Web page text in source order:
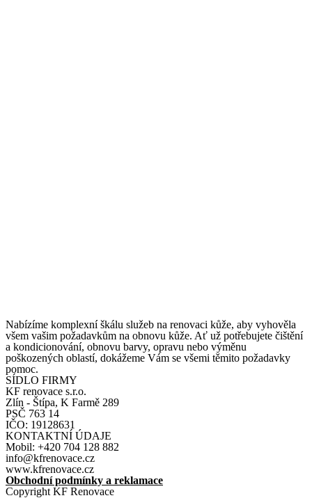
Nabízíme komplexní škálu služeb na renovaci kůže, aby vyhověla
všem vašim požadavkům na obnovu kůže. Ať už potřebujete čištění
a kondicionování, obnovu barvy, opravu nebo výměnu
poškozených oblastí, dokážeme Vám se všemi těmito požadavky
pomoc.
SÍDLO FIRMY
KF renovace s.r.o.
Zlín - Štípa, K Farmě 289
PSČ 763 14
IČO: 19128631
KONTAKTNÍ ÚDAJE
Mobil: +420 704 128 882
info@kfrenovace.cz
www.kfrenovace.cz
Obchodní podmínky a reklamace
Copyright KF Renovace